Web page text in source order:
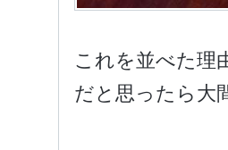
これを並べた理
だと思ったら大